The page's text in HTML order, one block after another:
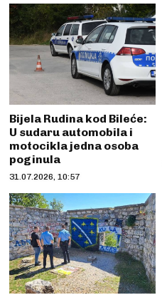
Bijela Rudina kod Bileće:
U sudaru automobila i
motocikla jedna osoba
poginula
31.07.2026, 10:57